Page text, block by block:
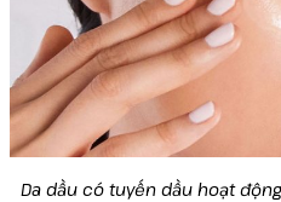
Da dầu có tuyến dầu hoạt